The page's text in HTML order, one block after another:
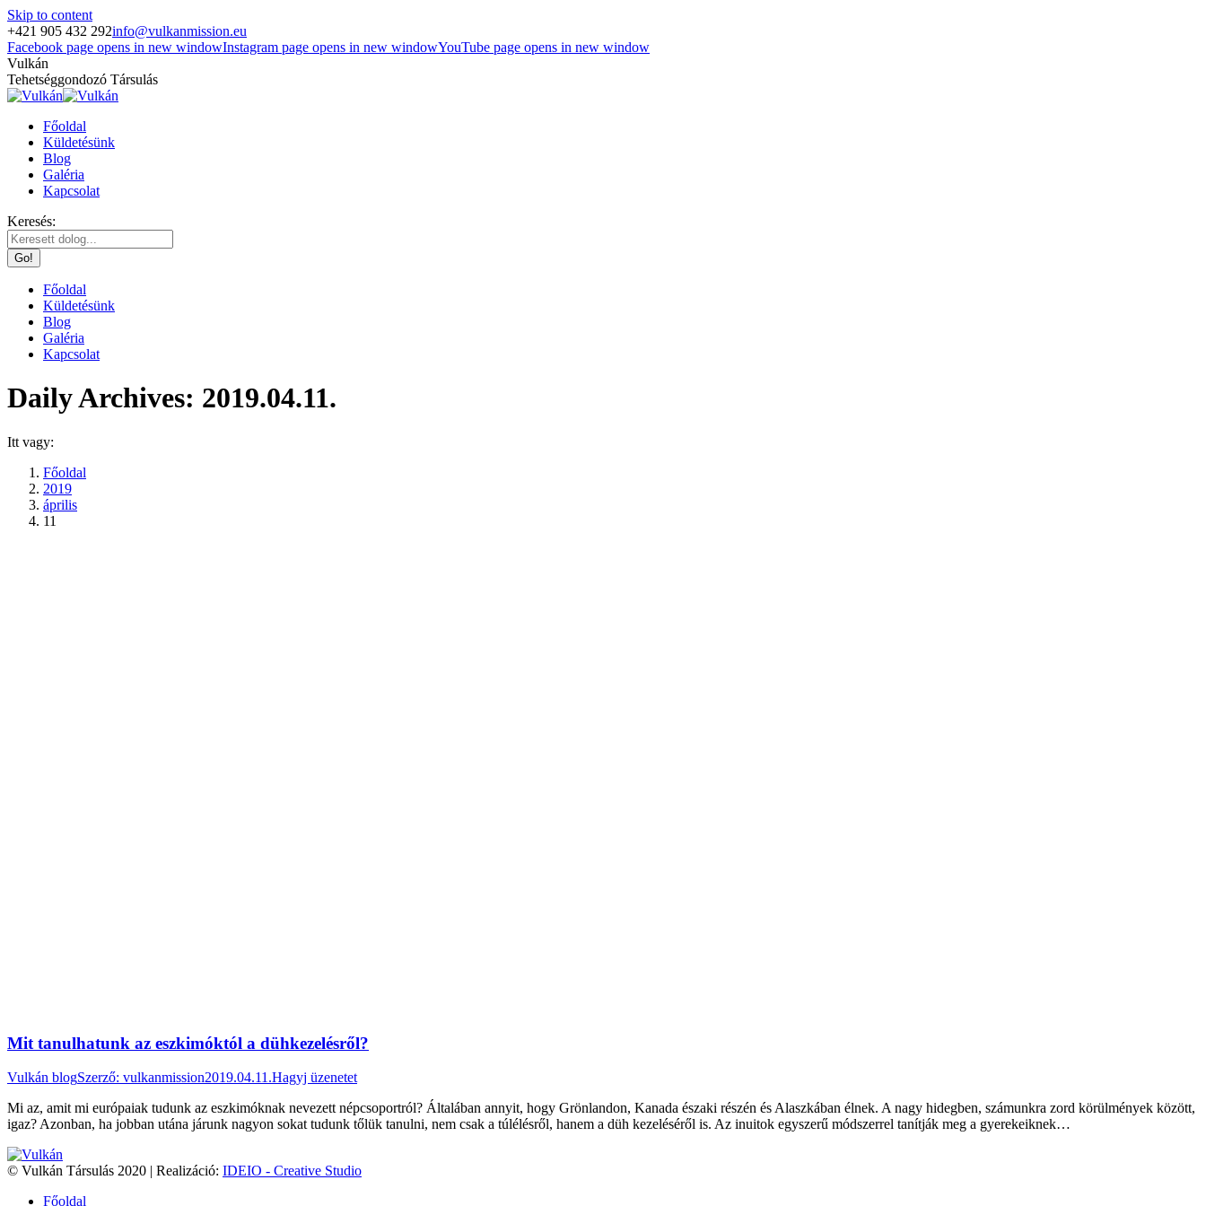
Skip to content
+421 905 432 292info@vulkanmission.eu
Facebook page opens in new windowInstagram page opens in new windowYouTube page opens in new window
Vulkán
Tehetséggondozó Társulás
Főoldal
Küldetésünk
Blog
Galéria
Kapcsolat
Keresés:
Főoldal
Küldetésünk
Blog
Galéria
Kapcsolat
Daily Archives: 2019.04.11.
Itt vagy:
Főoldal
2019
április
11
Mit tanulhatunk az eszkimóktól a dühkezelésről?
Vulkán blogSzerző: vulkanmission2019.04.11.Hagyj üzenetet
Mi az, amit mi európaiak tudunk az eszkimóknak nevezett népcsoportról? Általában annyit, hogy Grönlandon, Kanada északi részén és Alaszkában élnek. A nagy hidegben, számunkra zord körülmények között,
igaz? Azonban, ha jobban utána járunk nagyon sokat tudunk tőlük tanulni, nem csak a túlélésről, hanem a düh kezeléséről is. Az inuitok egyszerű módszerrel tanítják meg a gyerekeiknek…
© Vulkán Társulás 2020 | Realizáció: IDEIO - Creative Studio
Főoldal